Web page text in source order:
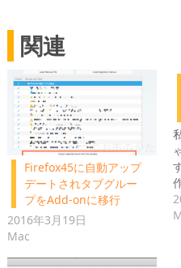
関連
Firefox45に自動アップ
デートされタブグルー
プをAdd-onに移行
2016年3月19日
Mac